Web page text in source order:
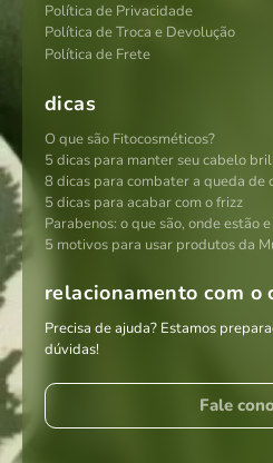
Política de Privacidade
Política de Troca e Devolução
Política de Frete
dicas
O que são Fitocosméticos?
5 dicas para manter seu cabelo
8 dicas para combater a queda de
5 dicas para acabar com o frizz
Parabenos: o que são, onde estão
5 motivos para usar produtos da
relacionamento com o
Precisa de ajuda? Estamos
dúvidas!
Fale